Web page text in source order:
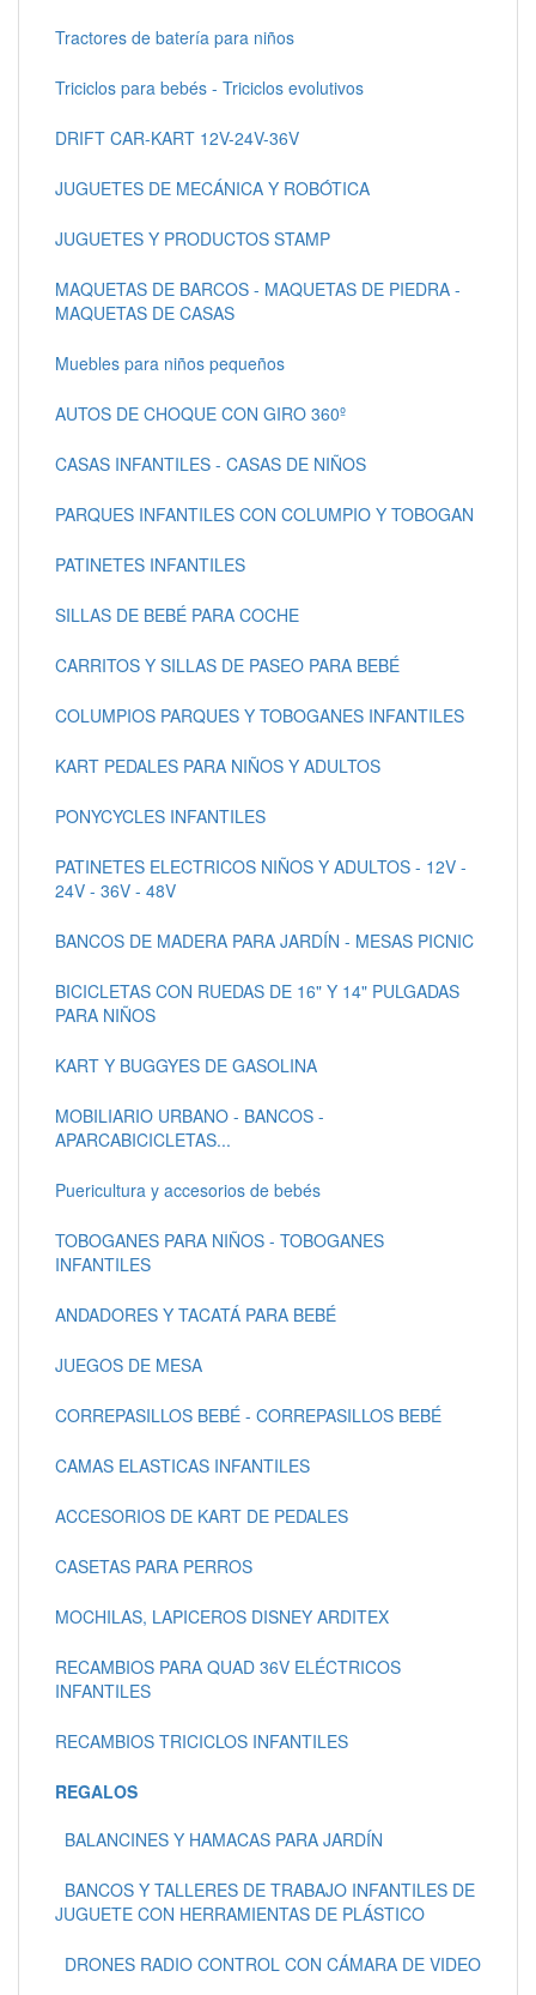
Tractores de batería para niños
Triciclos para bebés - Triciclos evolutivos
DRIFT CAR-KART 12V-24V-36V
JUGUETES DE MECÁNICA Y ROBÓTICA
JUGUETES Y PRODUCTOS STAMP
MAQUETAS DE BARCOS - MAQUETAS DE PIEDRA -
MAQUETAS DE CASAS
Muebles para niños pequeños
AUTOS DE CHOQUE CON GIRO 360º
CASAS INFANTILES - CASAS DE NIÑOS
PARQUES INFANTILES CON COLUMPIO Y TOBOGAN
PATINETES INFANTILES
SILLAS DE BEBÉ PARA COCHE
CARRITOS Y SILLAS DE PASEO PARA BEBÉ
COLUMPIOS PARQUES Y TOBOGANES INFANTILES
KART PEDALES PARA NIÑOS Y ADULTOS
PONYCYCLES INFANTILES
PATINETES ELECTRICOS NIÑOS Y ADULTOS - 12V -
24V - 36V - 48V
BANCOS DE MADERA PARA JARDÍN - MESAS PICNIC
BICICLETAS CON RUEDAS DE 16" Y 14" PULGADAS
PARA NIÑOS
KART Y BUGGYES DE GASOLINA
MOBILIARIO URBANO - BANCOS -
APARCABICICLETAS...
Puericultura y accesorios de bebés
TOBOGANES PARA NIÑOS - TOBOGANES
INFANTILES
ANDADORES Y TACATÁ PARA BEBÉ
JUEGOS DE MESA
CORREPASILLOS BEBÉ - CORREPASILLOS BEBÉ
CAMAS ELASTICAS INFANTILES
ACCESORIOS DE KART DE PEDALES
CASETAS PARA PERROS
MOCHILAS, LAPICEROS DISNEY ARDITEX
RECAMBIOS PARA QUAD 36V ELÉCTRICOS
INFANTILES
RECAMBIOS TRICICLOS INFANTILES
REGALOS
BALANCINES Y HAMACAS PARA JARDÍN
BANCOS Y TALLERES DE TRABAJO INFANTILES DE
JUGUETE CON HERRAMIENTAS DE PLÁSTICO
DRONES RADIO CONTROL CON CÁMARA DE VIDEO